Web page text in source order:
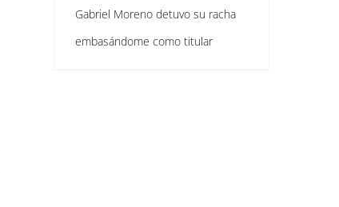
Gabriel Moreno detuvo su racha
embasándome como titular